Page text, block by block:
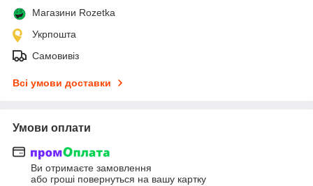
Магазини Rozetka
Укрпошта
Самовивіз
Всі умови доставки
Умови оплати
Ви отримаєте замовлення
або гроші повернуться на вашу картку